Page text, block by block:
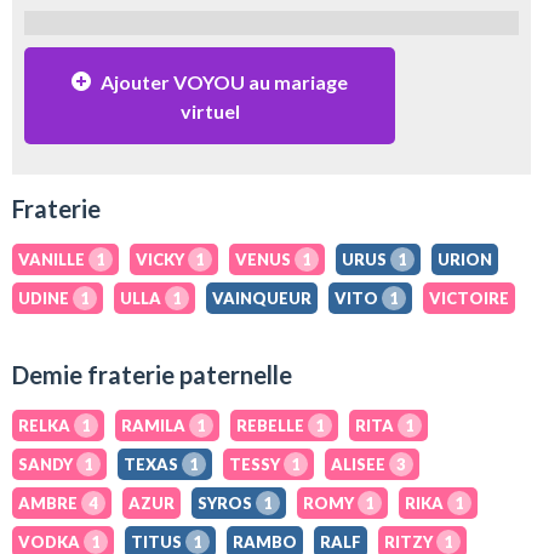
Ajouter VOYOU au mariage
virtuel
Fraterie
VANILLE 1 VICKY 1 VENUS 1 URUS 1
URION
UDINE
1 ULLA 1 VAINQUEUR VITO 1 VICTOIRE
Demie fraterie paternelle
RELKA 1 RAMILA 1 REBELLE 1 RITA
1
SANDY 1 TEXAS 1 TESSY 1 ALISEE
3
AMBRE
4 AZUR SYROS 1 ROMY 1 RIKA
1
VODKA
1 TITUS 1 RAMBO RALF RITZY 1